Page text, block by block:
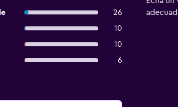
26
10
10
6